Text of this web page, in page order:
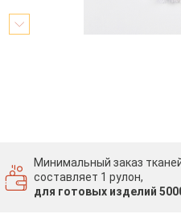
Минимальный заказ
составляет 1 рулон,
для готовых изделий